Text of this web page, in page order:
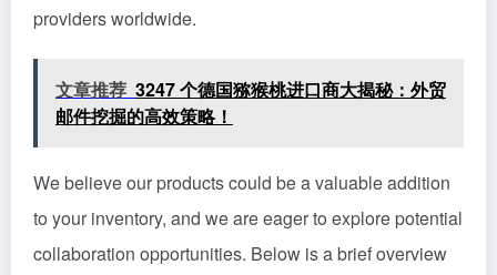
providers worldwide.
文章推荐 3247 个德国猕猴桃进口商大揭秘：外贸
邮件挖掘的高效策略！
We believe our products could be a valuable addition
to your inventory, and we are eager to explore potential
collaboration opportunities. Below is a brief overview